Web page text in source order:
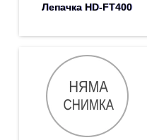
Лепачка HD-FT400